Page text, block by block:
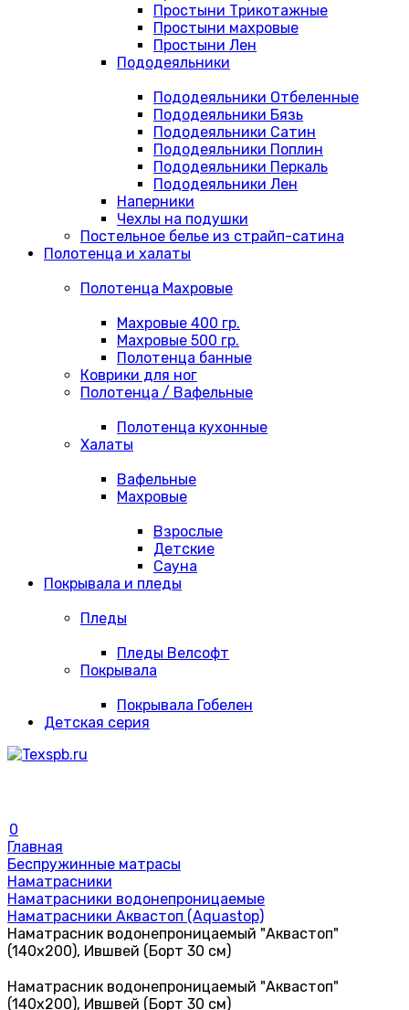
Простыни Трикотажные
Простыни махровые
Простыни Лен
Пододеяльники
Пододеяльники Отбеленные
Пододеяльники Бязь
Пододеяльники Сатин
Пододеяльники Поплин
Пододеяльники Перкаль
Пододеяльники Лен
Наперники
Чехлы на подушки
Постельное белье из страйп-сатина
Полотенца и халаты
Полотенца Махровые
Махровые 400 гр.
Махровые 500 гр.
Полотенца банные
Коврики для ног
Полотенца / Вафельные
Полотенца кухонные
Халаты
Вафельные
Махровые
Взрослые
Детские
Сауна
Покрывала и пледы
Пледы
Пледы Велсофт
Покрывала
Покрывала Гобелен
Детская серия
0
Главная
Беспружинные матрасы
Наматрасники
Наматрасники водонепроницаемые
Наматрасники Аквастоп (Aquastop)
Наматрасник водонепроницаемый "Аквастоп"
(140х200), Ившвей (Борт 30 см)
Наматрасник водонепроницаемый "Аквастоп"
(140х200), Ившвей (Борт 30 см)